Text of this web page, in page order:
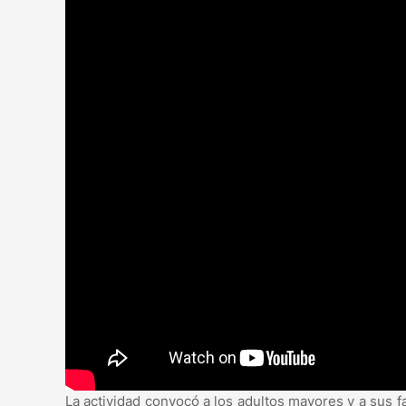
La actividad convocó a los adultos mayores y a